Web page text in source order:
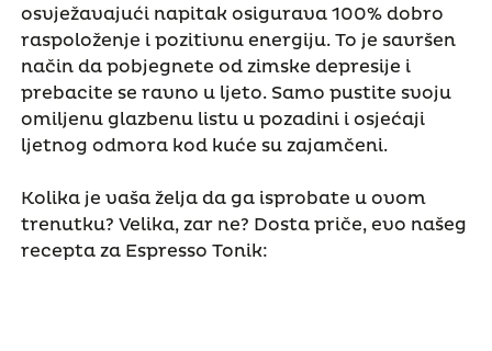
osvježavajući napitak osigurava 100% dobro
raspoloženje i pozitivnu energiju. To je savršen
način da pobjegnete od zimske depresije i
prebacite se ravno u ljeto. Samo pustite svoju
omiljenu glazbenu listu u pozadini i osjećaji
ljetnog odmora kod kuće su zajamčeni.
Kolika je vaša želja da ga isprobate u ovom
trenutku? Velika, zar ne? Dosta priče, evo našeg
recepta za Espresso Tonik: